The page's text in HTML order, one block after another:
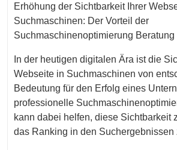
Erhöhung der Sichtbarkeit Ihrer
Suchmaschinen: Der Vorteil der
Suchmaschinenoptimierung Beratung
In der heutigen digitalen Ära ist die
Webseite in Suchmaschinen von
Bedeutung für den Erfolg eines
professionelle
kann dabei helfen, diese Sichtbarkeit
das Ranking in den Suchergebnissen